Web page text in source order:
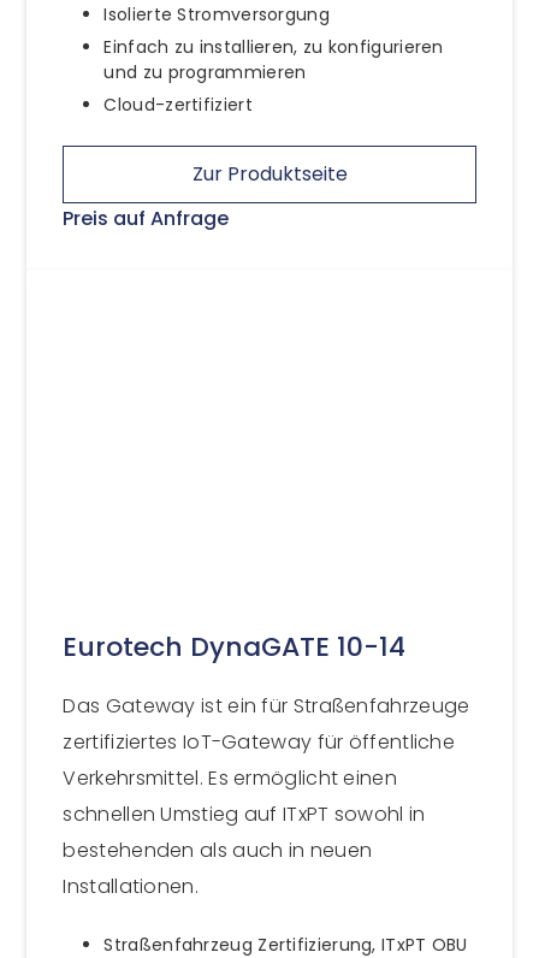
Isolierte Stromversorgung
Einfach zu installieren, zu konfigurieren
und zu programmieren
Cloud-zertifiziert
Zur Produktseite
Preis auf Anfrage
Eurotech DynaGATE 10-14
Das Gateway ist ein für Straßenfahrzeuge
zertifiziertes IoT-Gateway für öffentliche
Verkehrsmittel. Es ermöglicht einen
schnellen Umstieg auf ITxPT sowohl in
bestehenden als auch in neuen
Installationen.
Straßenfahrzeug Zertifizierung, ITxPT OBU